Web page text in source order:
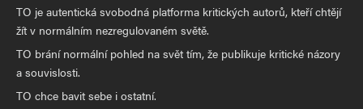
TO je autentická svobodná platforma kritických autorů, kteří chtějí
žít v normálním nezregulovaném světě.
TO brání normální pohled na svět tím, že publikuje kritické názory
a souvislosti.
TO chce bavit sebe i ostatní.